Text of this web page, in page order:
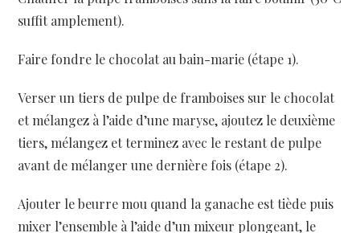
suffit amplement).
Faire fondre le chocolat au bain-marie (étape 1).
Verser un tiers de pulpe de framboises sur le chocolat
et mélangez à l’aide d’une maryse, ajoutez le deuxième
tiers, mélangez et terminez avec le restant de pulpe
avant de mélanger une dernière fois (étape 2).
Ajouter le beurre mou quand la ganache est tiède puis
mixer l’ensemble à l’aide d’un mixeur plongeant, le